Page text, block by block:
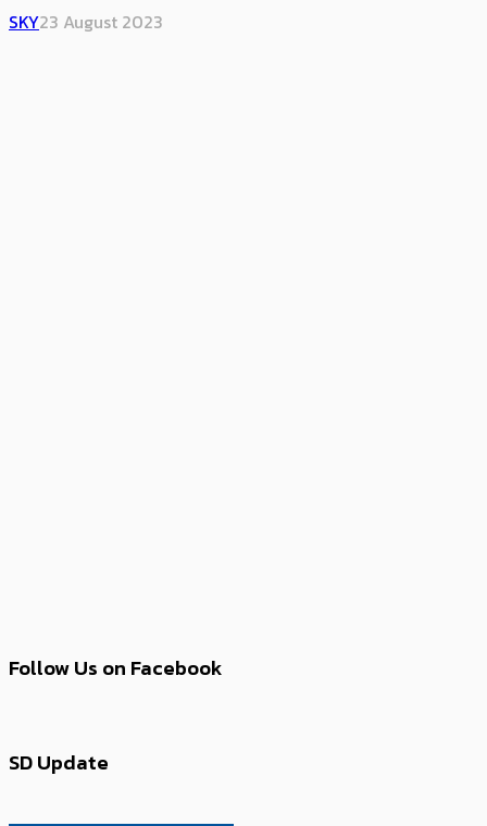
SKY23 August 2023
Follow Us on Facebook
SD Update